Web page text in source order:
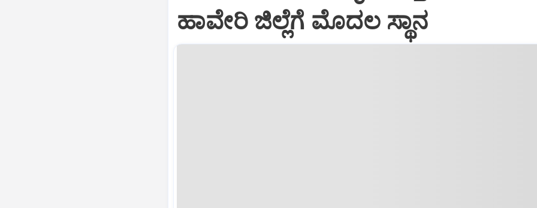
ಹಾವೇರಿ ಜಿಲ್ಲೆಗೆ ಮೊದಲ ಸ್ಥಾನ